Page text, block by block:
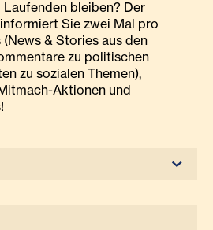
Sie zwei Mal pro
& Stories aus den
zu politischen
zu sozialen Themen),
Aktionen und